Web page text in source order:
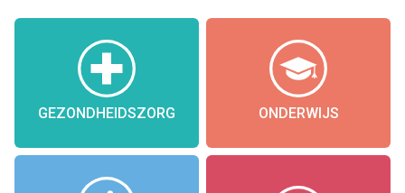
GEZONDHEIDSZORG ONDERWIJS